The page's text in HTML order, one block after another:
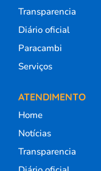
Transparencia
Diário oficial
Paracambi
Serviços
ATENDIMENTO
Home
Notícias
Transparencia